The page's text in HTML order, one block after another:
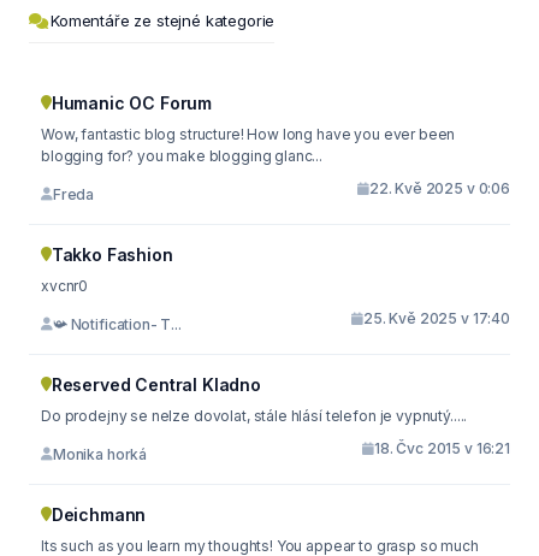
Komentáře ze stejné kategorie
Humanic OC Forum
Wow, fantastic blog structure! How long have you ever been
blogging for? you make blogging glanc...
Freda 22. Kvě 2025 v 0:06
Takko Fashion
xvcnr0
📯 Notification- T... 25. Kvě 2025 v 17:40
Reserved Central Kladno
Do prodejny se nelze dovolat, stále hlásí telefon je vypnutý.....
Monika horká 18. Čvc 2015 v 16:21
Deichmann
Its such as you learn my thoughts! You appear to grasp so much